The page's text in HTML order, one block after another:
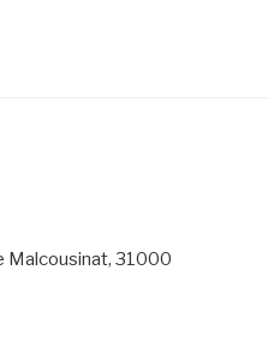
Malcousinat, 31000